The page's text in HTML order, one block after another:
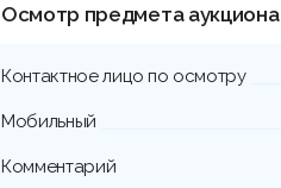
Осмотр предмета аукциона
Контактное лицо по осмотру
Мобильный
Комментарий